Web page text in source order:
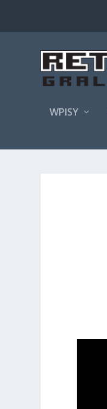
WPISY